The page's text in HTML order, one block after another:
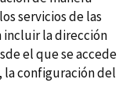
servicios de las
incluir la dirección
el que se accede
configuración del